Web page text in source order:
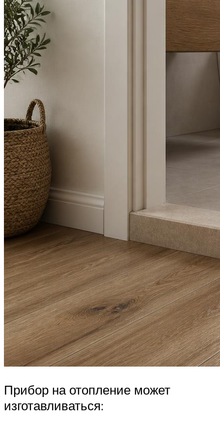
Прибор на отопление может
изготавливаться: